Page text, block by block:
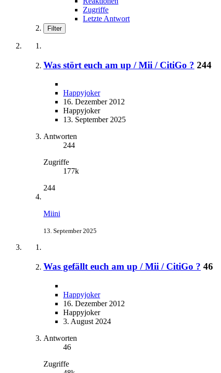
Zugriffe
Letzte Antwort
Filter
Was stört euch am up / Mii / CitiGo ? 244
Happyjoker
16. Dezember 2012
Happyjoker
13. September 2025
Antworten
244
Zugriffe
177k
244
Miini
13. September 2025
Was gefällt euch am up / Mii / CitiGo ? 46
Happyjoker
16. Dezember 2012
Happyjoker
3. August 2024
Antworten
46
Zugriffe